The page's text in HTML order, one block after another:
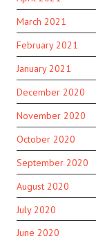
March 2021
February 2021
January 2021
December 2020
November 2020
October 2020
September 2020
August 2020
July 2020
June 2020